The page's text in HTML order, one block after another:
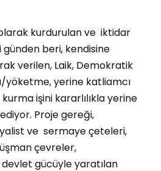
kurdurulan ve iktidar
günden beri, kendisine
verilen, Laik, Demokratik
yöketme, yerine katliamcı
işini kararlılıkla yerine
Proje gereği,
ve sermaye çeteleri,
çevreler,
gücüyle yaratılan